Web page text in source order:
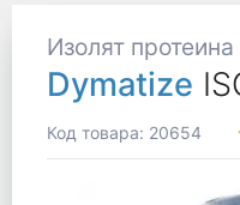
Изолят протеина
Dymatize
Код товара: 20654